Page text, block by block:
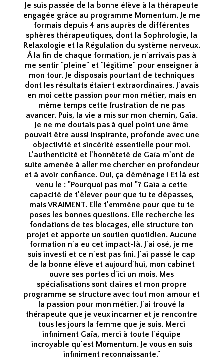
Je suis passée de la bonne élève à la thérapeute
engagée grâce au programme Momentum. Je me
formais depuis 4 ans auprès de différentes
sphères thérapeutiques, dont la Sophrologie, la
Relaxologie et la Régulation du système nerveux.
À la fin de chaque formation, je n'arrivais pas à
me sentir "pleine" et "légitime" pour enseigner à
mon tour. Je disposais pourtant de techniques
dont les résultats étaient extraordinaires. J'avais
en moi cette passion pour mon métier, mais en
même temps cette frustration de ne pas
avancer. Puis, la vie a mis sur mon chemin, Gaïa.
Je ne me doutais pas à quel point une âme
pouvait être aussi inspirante, profonde avec une
objectivité et sincérité essentielle pour moi.
L'authenticité et l'honnêteté de Gaïa m'ont de
suite amenée à aller me chercher en profondeur
et à avoir confiance. Oui, ça déménage ! Et là est
venu le : "Pourquoi pas moi "? Gaïa a cette
capacité de t'élever pour que tu te dépasses,
mais VRAIMENT. Elle t'emmène pour que tu te
poses les bonnes questions. Elle recherche les
fondations de tes blocages, elle structure ton
projet et apporte un soutien quotidien. Aucune
formation n'a eu cet impact-là. J'ai osé, je me
suis investi et ce n'est pas fini. J'ai passé le cap
de la bonne élève et aujourd'hui, mon cabinet
ouvre ses portes d'ici un mois. Mes
spécialisations sont claires et mon propre
programme se structure avec tout mon amour et
la passion pour mon métier. J'ai trouvé la
thérapeute que je veux incarner et je rencontre
tous les jours la femme que je suis. Merci
infiniment Gaïa, merci à toute l'équipe
incroyable qu'est Momentum. Je vous en suis
infiniment reconnaissante."